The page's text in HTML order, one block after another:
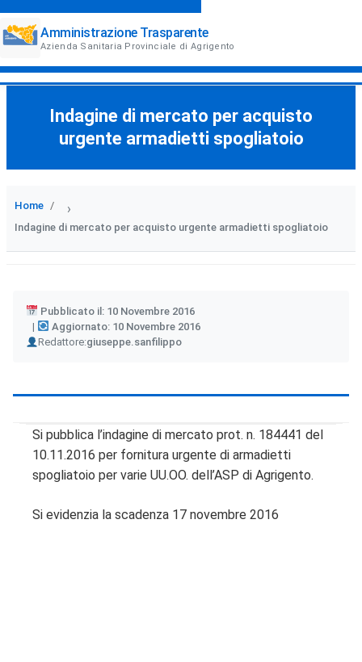
Amministrazione Trasparente
Azienda Sanitaria Provinciale di Agrigento
Indagine di mercato per acquisto
urgente armadietti spogliatoio
Home ›
Indagine di mercato per acquisto urgente armadietti spogliatoio
Pubblicato il: 10 Novembre 2016
Aggiornato: 10 Novembre 2016
Redattore:
Author giuseppe.sanfilippo
Si pubblica l’indagine di mercato prot. n. 184441 del
10.11.2016 per fornitura urgente di armadietti
spogliatoio per varie UU.OO. dell’ASP di Agrigento.
Si evidenzia la scadenza 17 novembre 2016